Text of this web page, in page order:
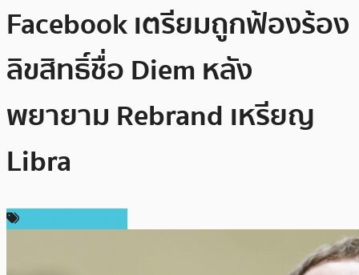
Facebook เตรียมถูกฟ้องร้อง
ลิขสิทธิ์ชื่อ Diem หลัง
พยายาม Rebrand เหรียญ
Libra